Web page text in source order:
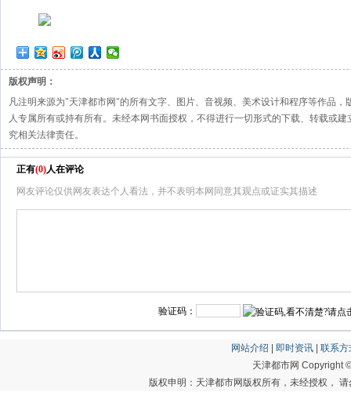
版权声明：
凡注明来源为"天津都市网"的所有文字、图片、音视频、美术设计和程序等作品，
人专属所有或持有所有。未经本网书面授权，不得进行一切形式的下载、转载或
究相关法律责任。
正有(0)人在评论
网友评论仅供网友表达个人看法，并不表明本网同意其观点或证实其描述
验证码：
网站介绍 即时资讯
联系方
天津都市网 Copyright
版权申明：天津都市网版权所有，未经授权，